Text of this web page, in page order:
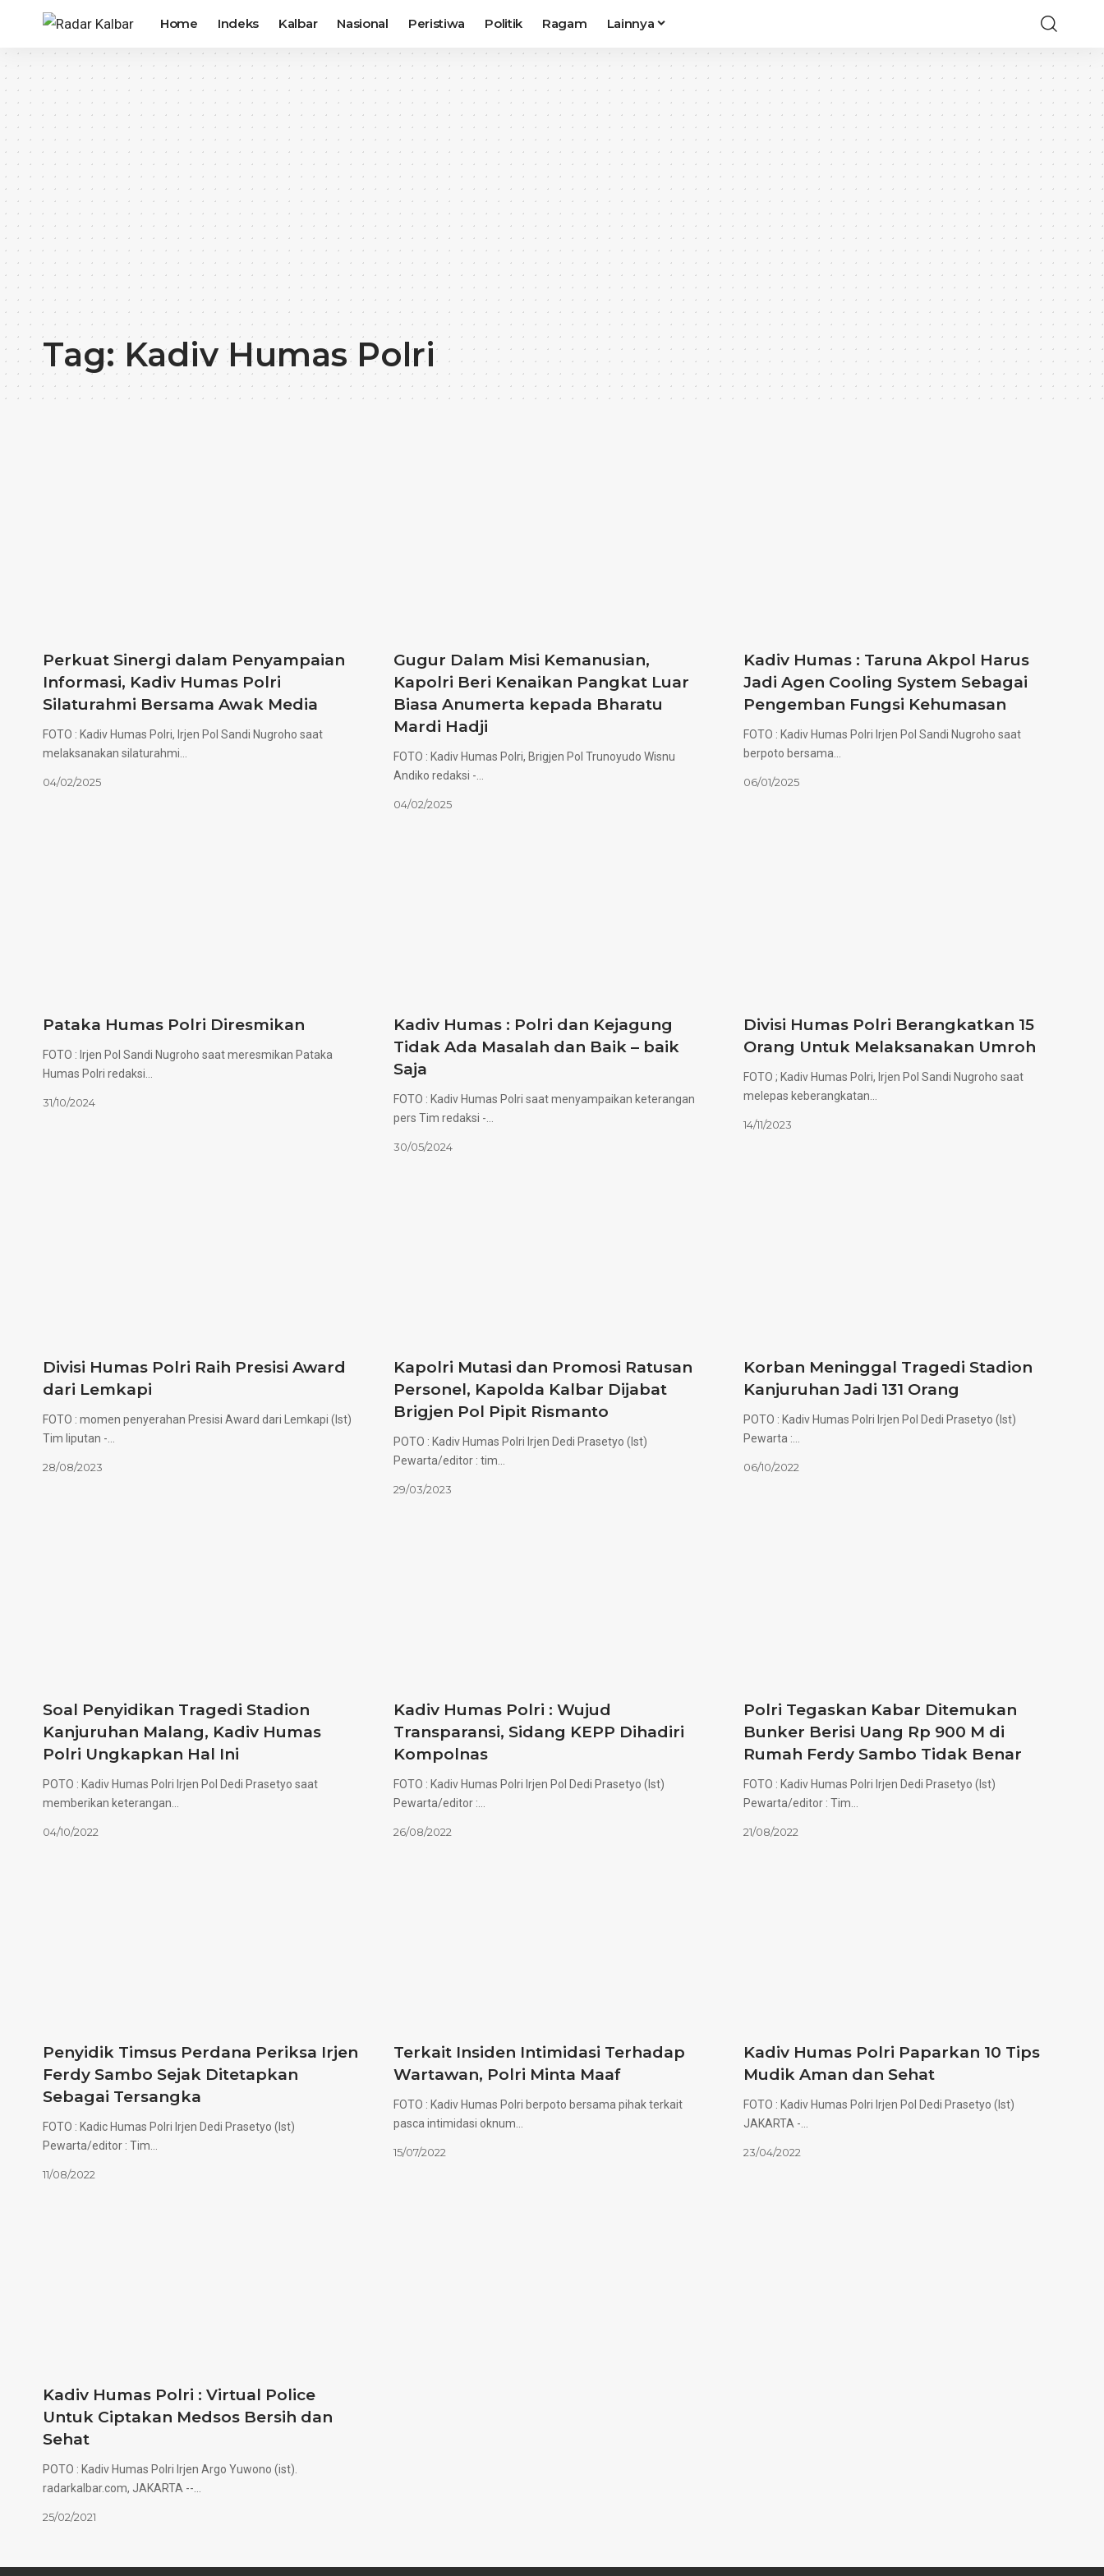
Home Indeks Kalbar Nasional Peristiwa Politik Ragam Lainnya
Tag: Kadiv Humas Polri
Perkuat Sinergi dalam Penyampaian
Informasi, Kadiv Humas Polri
Silaturahmi Bersama Awak Media
FOTO : Kadiv Humas Polri, Irjen Pol Sandi Nugroho saat
melaksanakan silaturahmi…
04/02/2025
Gugur Dalam Misi Kemanusian,
Kapolri Beri Kenaikan Pangkat Luar
Biasa Anumerta kepada Bharatu
Mardi Hadji
FOTO : Kadiv Humas Polri, Brigjen Pol Trunoyudo Wisnu
Andiko redaksi -…
04/02/2025
Kadiv Humas : Taruna Akpol Harus
Jadi Agen Cooling System Sebagai
Pengemban Fungsi Kehumasan
FOTO : Kadiv Humas Polri Irjen Pol Sandi Nugroho saat
berpoto bersama…
06/01/2025
Pataka Humas Polri Diresmikan
FOTO : Irjen Pol Sandi Nugroho saat meresmikan Pataka
Humas Polri redaksi…
31/10/2024
Kadiv Humas : Polri dan Kejagung
Tidak Ada Masalah dan Baik – baik
Saja
FOTO : Kadiv Humas Polri saat menyampaikan keterangan
pers Tim redaksi -…
30/05/2024
Divisi Humas Polri Berangkatkan 15
Orang Untuk Melaksanakan Umroh
FOTO ; Kadiv Humas Polri, Irjen Pol Sandi Nugroho saat
melepas keberangkatan…
14/11/2023
Divisi Humas Polri Raih Presisi Award
dari Lemkapi
FOTO : momen penyerahan Presisi Award dari Lemkapi (Ist)
Tim liputan -…
28/08/2023
Kapolri Mutasi dan Promosi Ratusan
Personel, Kapolda Kalbar Dijabat
Brigjen Pol Pipit Rismanto
POTO : Kadiv Humas Polri Irjen Dedi Prasetyo (Ist)
Pewarta/editor : tim…
29/03/2023
Korban Meninggal Tragedi Stadion
Kanjuruhan Jadi 131 Orang
POTO : Kadiv Humas Polri Irjen Pol Dedi Prasetyo (Ist)
Pewarta :…
06/10/2022
Soal Penyidikan Tragedi Stadion
Kanjuruhan Malang, Kadiv Humas
Polri Ungkapkan Hal Ini
POTO : Kadiv Humas Polri Irjen Pol Dedi Prasetyo saat
memberikan keterangan…
04/10/2022
Kadiv Humas Polri : Wujud
Transparansi, Sidang KEPP Dihadiri
Kompolnas
FOTO : Kadiv Humas Polri Irjen Pol Dedi Prasetyo (Ist)
Pewarta/editor :…
26/08/2022
Polri Tegaskan Kabar Ditemukan
Bunker Berisi Uang Rp 900 M di
Rumah Ferdy Sambo Tidak Benar
FOTO : Kadiv Humas Polri Irjen Dedi Prasetyo (Ist)
Pewarta/editor : Tim…
21/08/2022
Penyidik Timsus Perdana Periksa Irjen
Ferdy Sambo Sejak Ditetapkan
Sebagai Tersangka
FOTO : Kadic Humas Polri Irjen Dedi Prasetyo (Ist)
Pewarta/editor : Tim…
11/08/2022
Terkait Insiden Intimidasi Terhadap
Wartawan, Polri Minta Maaf
FOTO : Kadiv Humas Polri berpoto bersama pihak terkait
pasca intimidasi oknum…
15/07/2022
Kadiv Humas Polri Paparkan 10 Tips
Mudik Aman dan Sehat
FOTO : Kadiv Humas Polri Irjen Pol Dedi Prasetyo (Ist)
JAKARTA -…
23/04/2022
Kadiv Humas Polri : Virtual Police
Untuk Ciptakan Medsos Bersih dan
Sehat
POTO : Kadiv Humas Polri Irjen Argo Yuwono (ist).
radarkalbar.com, JAKARTA --…
25/02/2021